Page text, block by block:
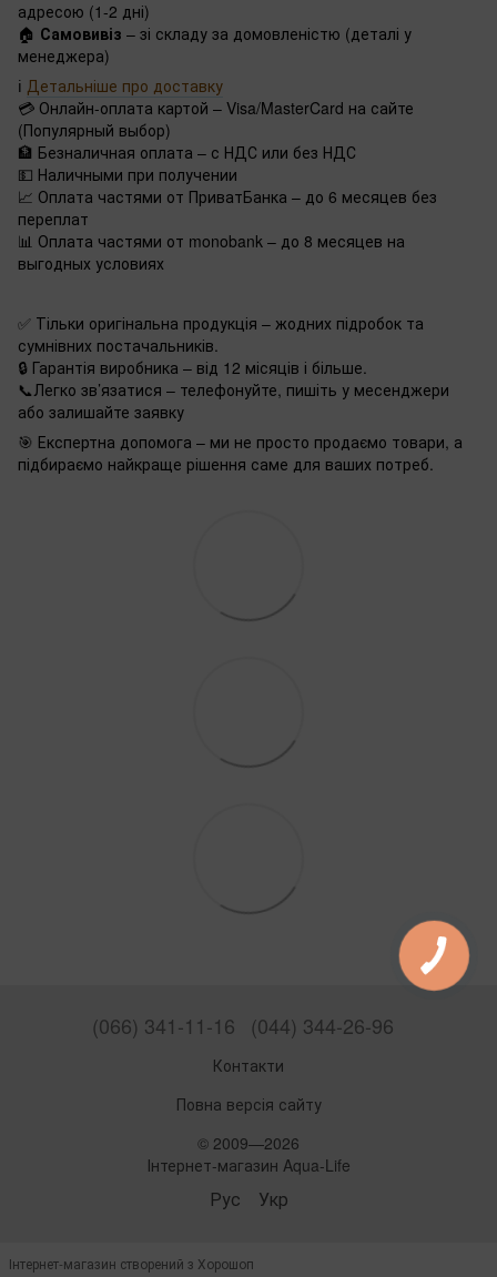
адресою (1-2 дні)
🏠 Самовивіз – зі складу за домовленістю (деталі у
менеджера)
ℹ️ Детальніше про доставку
💳 Онлайн-оплата картой – Visa/MasterCard на сайте
(Популярный выбор)
🏦 Безналичная оплата – с НДС или без НДС
💵 Наличными при получении
📈 Оплата частями от ПриватБанка – до 6 месяцев без
переплат
📊 Оплата частями от monobank – до 8 месяцев на
выгодных условиях
✅ Тільки оригінальна продукція – жодних підробок та
сумнівних постачальників.
🔒 Гарантія виробника – від 12 місяців і більше.
📞Легко зв’язатися – телефонуйте, пишіть у месенджери
або залишайте заявку
🎯 Експертна допомога – ми не просто продаємо товари, а
підбираємо найкраще рішення саме для ваших потреб.
(066) 341-11-16 (044) 344-26-96
Контакти
Повна версія сайту
© 2009—2026
Інтернет-магазин Aqua-Life
Рус Укр
Інтернет-магазин створений з Хорошоп